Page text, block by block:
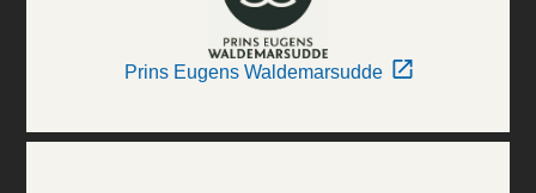
Prins Eugens Waldemarsudde